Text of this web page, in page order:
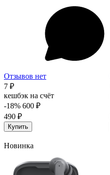
Отзывов нет
7 ₽
кешбэк на счёт
-18% 600 ₽
490 ₽
Купить
Новинка